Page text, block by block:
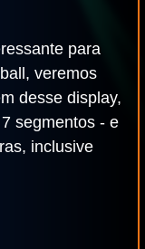
para
veremos
desse display,
segmentos - e
inclusive